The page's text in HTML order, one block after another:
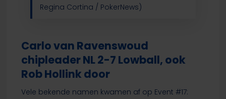
Regina Cortina / PokerNews)
Carlo van Ravenswoud
chipleader NL 2-7 Lowball, ook
Rob Hollink door
Vele bekende namen kwamen af op Event #17: